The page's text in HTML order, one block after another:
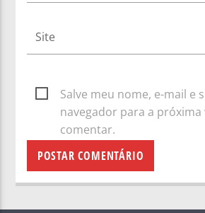
Salve meu nome, e-mail e
navegador para a próxima
comentar.